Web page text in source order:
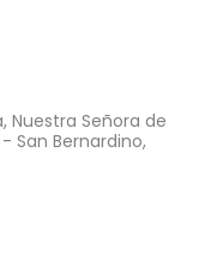
Nuestra Señora de
San Bernardino,